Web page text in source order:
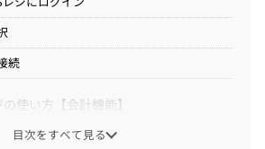
続
使い方【会計機能】
ド決済
目次をすべて見る